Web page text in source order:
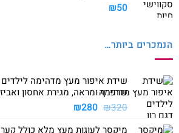
₪50
הנמכרים ביותר…
שידת איפור מעץ מדהימה לילדים
שרפרף ומראה, מגירת אחסון
₪320
המחיר
₪280 המחיר
מיקסר לעוגות מעץ מלא כולל